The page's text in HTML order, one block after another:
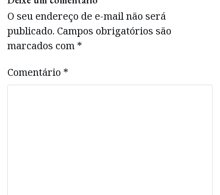
O seu endereço de e-mail não será
publicado. Campos obrigatórios são
marcados com *
Comentário *